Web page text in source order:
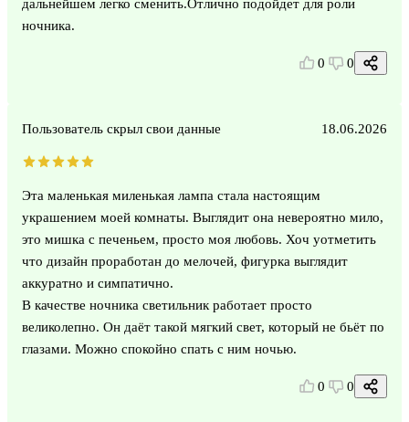
дальнейшем легко сменить.Отлично подойдет для роли
ночника.
0 0
Пользователь скрыл свои данные 18.06.2026
Эта маленькая миленькая лампа стала настоящим
украшением моей комнаты. Выглядит она невероятно мило,
это мишка с печеньем, просто моя любовь. Хоч уотметить
что дизайн проработан до мелочей, фигурка выглядит
аккуратно и симпатично.
В качестве ночника светильник работает просто
великолепно. Он даёт такой мягкий свет, который не бьёт по
глазами. Можно спокойно спать с ним ночью.
0 0